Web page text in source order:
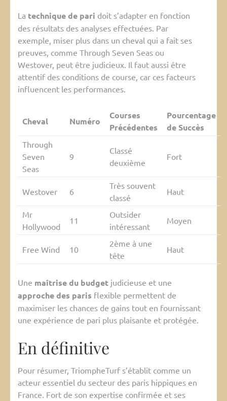
La technique de pari doit s’adapter en fonction
des résultats des analyses effectuées. Par
exemple, miser plus dans un cheval qui a fait ses
preuves, comme Through Seven Seas ou
Westover, peut être judicieux. Il faut aussi être
attentif des conditions de course, car ces facteurs
influencent les performances.
Cheval Numéro
Courses
Précédentes
Pourcentage
de Succès
Through
Seven
Seas
9
Classé
deuxième
Fort
Westover 6
Très souvent
classé
Haut
Mr
Hollywood
11
Outsider
intéressant
Moyen
Free Wind 10
2ème à une
tête
Haut
Une maîtrise du budget judicieuse et une
approche des paris flexible permettent de
maximiser les chances de gains tout en fournissant
une expérience de pari plus plaisante et protégée.
En définitive
Pour résumer, TriompheTurf s’établit comme un
acteur essentiel du secteur des paris hippiques en
France. Fort de son expertise confirmée et ses